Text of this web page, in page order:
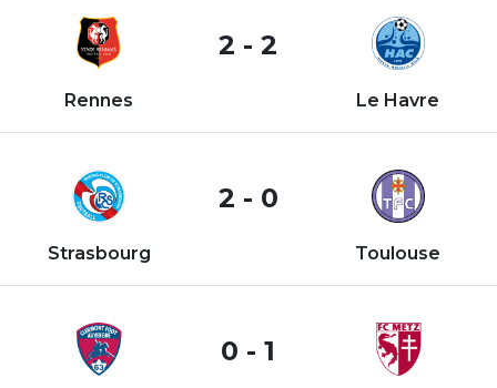
Rennes
2 - 2
Le Havre
Strasbourg
2 - 0
Toulouse
0 - 1